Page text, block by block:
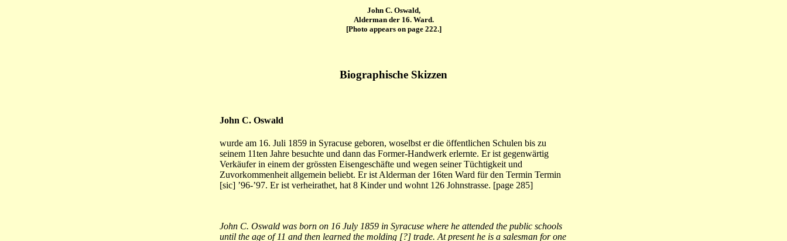
John C. Oswald,
Alderman der 16. Ward.
[Photo appears on page 222.]
Biographische Skizzen
John C. Oswald
wurde am 16. Juli 1859 in Syracuse geboren, woselbst er die öffentlichen Schulen bis zu
seinem 11ten Jahre besuchte und dann das Former-Handwerk erlernte. Er ist gegenwärtig
Verkäufer in einem der grössten Eisengeschäfte und wegen seiner Tüchtigkeit und
Zuvorkommenheit allgemein beliebt. Er ist Alderman der 16ten Ward für den Termin Termin
[sic] ’96-’97. Er ist verheirathet, hat 8 Kinder und wohnt 126 Johnstrasse. [page 285]
John C. Oswald was born on 16 July 1859 in Syracuse where he attended the public schools
until the age of 11 and then learned the molding [?] trade. At present he is a salesman for one